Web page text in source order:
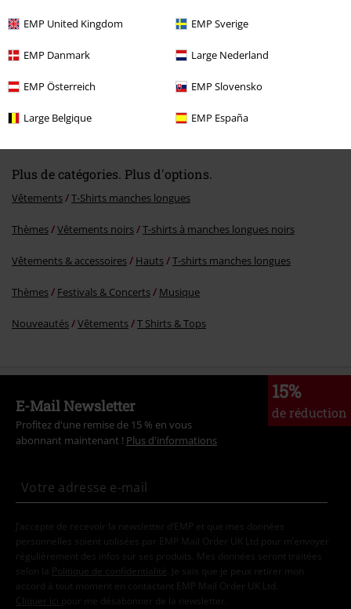
EMP United Kingdom EMP Sverige
EMP Danmark Large Nederland
EMP Österreich EMP Slovensko
Large Belgique EMP España
€ 37,99
Plus de catégories. Plus d'options.
Vêtements T-Shirts manches longues
Thèmes Vêtements noirs T-shirts à manches longues noirs
Vêtements & accessoires Hauts T-shirts manches longues
Thèmes Festivals & Concerts Musique
Nouveautés Vêtements T Shirts & Tops
15%
de réduction
E-Mail Newsletter
Profitez d'une remise de 15 % en vous
abonnant maintenant ! Plus d'informations
J’accepte de recevoir la newsletter d’EMP et que mes données
personnelles soient utilisées par EMP Mail Order UK Ltd pour m’envoyer
régulièrement des infos sur ses produits. Mes données seront traitées
selon la
Politique de confidentialité . Je sais que je peux retirer mon
accord à tout moment en contactant EMP Mail Order UK Ltd.
Cliquer ici pour me désabonner de la newsletter.